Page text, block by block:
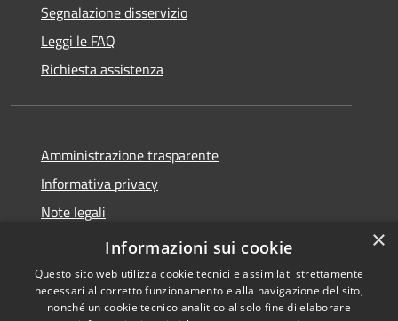
Segnalazione disservizio
Leggi le FAQ
Richiesta assistenza
Amministrazione trasparente
Informativa privacy
Note legali
Dichiarazione di accessibilità
×
Informazioni sui cookie
Questo sito web utilizza cookie tecnici e assimilati strettamente
necessari al corretto funzionamento e alla navigazione del sito,
nonché un cookie tecnico analitico al solo fine di elaborare